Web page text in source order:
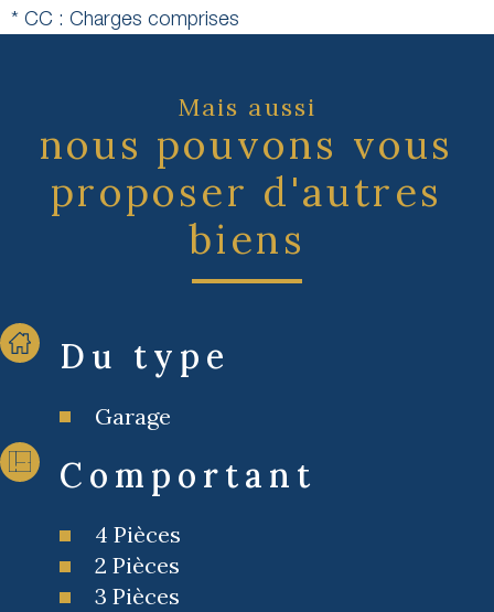
* CC : Charges comprises
Mais aussi
nous pouvons vous
proposer d'autres
biens
Du type
Garage
Comportant
4 Pièces
2 Pièces
3 Pièces